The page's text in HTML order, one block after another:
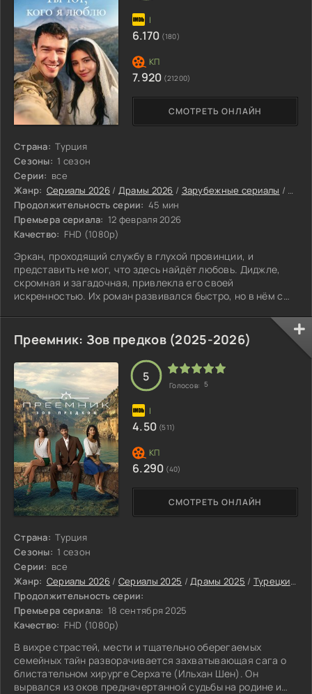
Страна: Турция
Сезоны: 1 сезон
Серии: все
Жанр: Сериалы 2026 / Драмы 2026 / Зарубежные сериалы /
Продолжительность серии: 45 мин
Премьера сериала: 12 февраля 2026
Качество: FHD (1080p)
Эркан, проходящий службу в глухой провинции, и
представить не мог, что здесь найдёт любовь. Диджле,
скромная и загадочная, привлекла его своей
искренностью. Их роман развивался быстро, но в нём с
СМОТРЕТЬ ОНЛАЙН
6.170 (180)
7.920 (21200)
Преемник: Зов предков (2025-2026)
Страна: Турция
Сезоны: 1 сезон
Серии: все
Жанр: Сериалы 2026 / Сериалы 2025 /Драмы 2025 / Турецкие сериалы
Продолжительность серии:
Премьера сериала: 18 сентября 2025
Качество: FHD (1080p)
В вихре страстей, мести и тщательно оберегаемых
семейных тайн разворачивается захватывающая сага о
блистательном хирурге Серхате (Ильхан Шен). Он
вырвался из оков предначертанной судьбы на родине и
СМОТРЕТЬ ОНЛАЙН
5
Голосов: 5
4.50 (511)
6.290 (40)